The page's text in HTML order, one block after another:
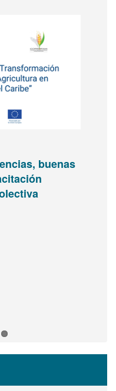
buenas
básica sobre
a
de